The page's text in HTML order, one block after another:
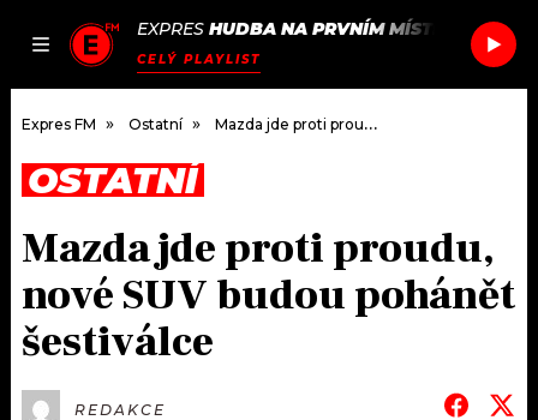
JAK
SEZNAM.CZ
EXPRES HUDBA NA PRVNÍM MÍSTĚ ODEN
CELÝ PLAYLIST
DOMŮ
ČLÁNKY
PODCASTY
JAK NALADIT
Expres FM Ostatní Mazda jde proti proudu, nové SUV budou pohánět šestiválce
OSTATNÍ
Mazda jde proti proudu,
nové SUV budou pohánět
šestiválce
REDAKCE